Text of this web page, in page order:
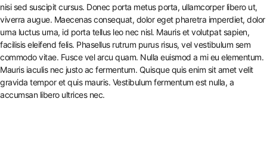
nisi sed suscipit cursus. Donec porta metus porta, ullamcorper libero ut,
viverra augue. Maecenas consequat, dolor eget pharetra imperdiet, dolor
urna luctus urna, id porta tellus leo nec nisl. Mauris et volutpat sapien,
facilisis eleifend felis. Phasellus rutrum purus risus, vel vestibulum sem
commodo vitae. Fusce vel arcu quam. Nulla euismod a mi eu elementum.
Mauris iaculis nec justo ac fermentum. Quisque quis enim sit amet velit
gravida tempor et quis mauris. Vestibulum fermentum est nulla, a
accumsan libero ultrices nec.